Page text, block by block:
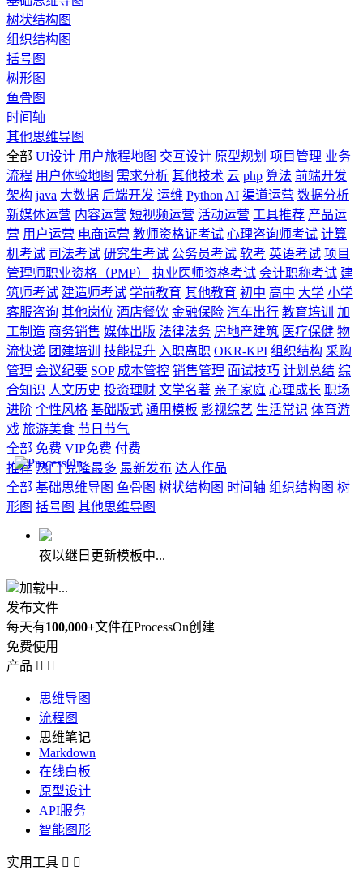
树状结构图
组织结构图
括号图
树形图
鱼骨图
时间轴
其他思维导图
全部 UI设计 用户旅程地图 交互设计 原型规划 项目管理 业务
流程 用户体验地图 需求分析 其他技术 云 php 算法 前端开发
架构 java 大数据 后端开发 运维 Python AI 渠道运营 数据分析
新媒体运营 内容运营 短视频运营 活动运营 工具推荐 产品运
营 用户运营 电商运营 教师资格证考试 心理咨询师考试 计算
机考试 司法考试 研究生考试 公务员考试 软考 英语考试 项目
管理师职业资格（PMP）
执业医师资格考试 会计职称考试 建
筑师考试 建造师考试 学前教育 其他教育 初中 高中 大学 小学
客服咨询 其他岗位 酒店餐饮 金融保险 汽车出行 教育培训
加
工制造 商务销售 媒体出版 法律法务 房地产建筑 医疗保健 物
流快递 团建培训 技能提升 入职离职 OKR-KPI 组织结构 采购
管理 会议纪要 SOP 成本管控 销售管理 面试技巧 计划总结 综
合知识 人文历史 投资理财 文学名著 亲子家庭 心理成长 职场
进阶 个性风格 基础版式 通用模板 影视综艺 生活常识 体育游
戏 旅游美食 节日节气
全部 免费 VIP免费 付费
推荐 热门 克隆最多 最新发布 达人作品
全部 基础思维导图 鱼骨图 树状结构图 时间轴 组织结构图 树
形图 括号图 其他思维导图
夜以继日更新模板中...
加载中...
发布文件
每天有100,000+文件在ProcessOn创建
免费使用
产品  
思维导图
流程图
思维笔记
Markdown
在线白板
原型设计
API服务
智能图形
实用工具  